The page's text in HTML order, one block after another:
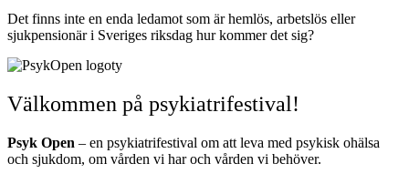
Det finns inte en enda ledamot som är hemlös, arbetslös eller
sjukpensionär i Sveriges riksdag hur kommer det sig?
Välkommen på psykiatrifestival!
Psyk Open – en psykiatrifestival om att leva med psykisk ohälsa
och sjukdom, om vården vi har och vården vi behöver.